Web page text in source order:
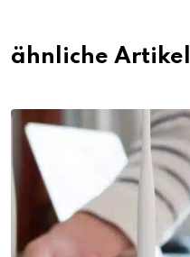
ähnliche Artikel